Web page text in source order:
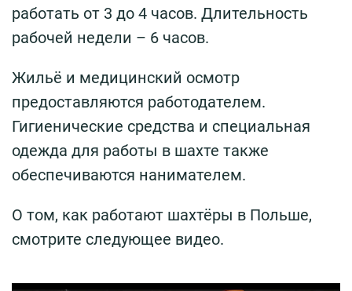
работать от 3 до 4 часов. Длительность
рабочей недели – 6 часов.
Жильё и медицинский осмотр
предоставляются работодателем.
Гигиенические средства и специальная
одежда для работы в шахте также
обеспечиваются нанимателем.
О том, как работают шахтёры в Польше,
смотрите следующее видео.